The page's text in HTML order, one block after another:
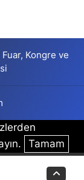
Kongre ve
Tamam